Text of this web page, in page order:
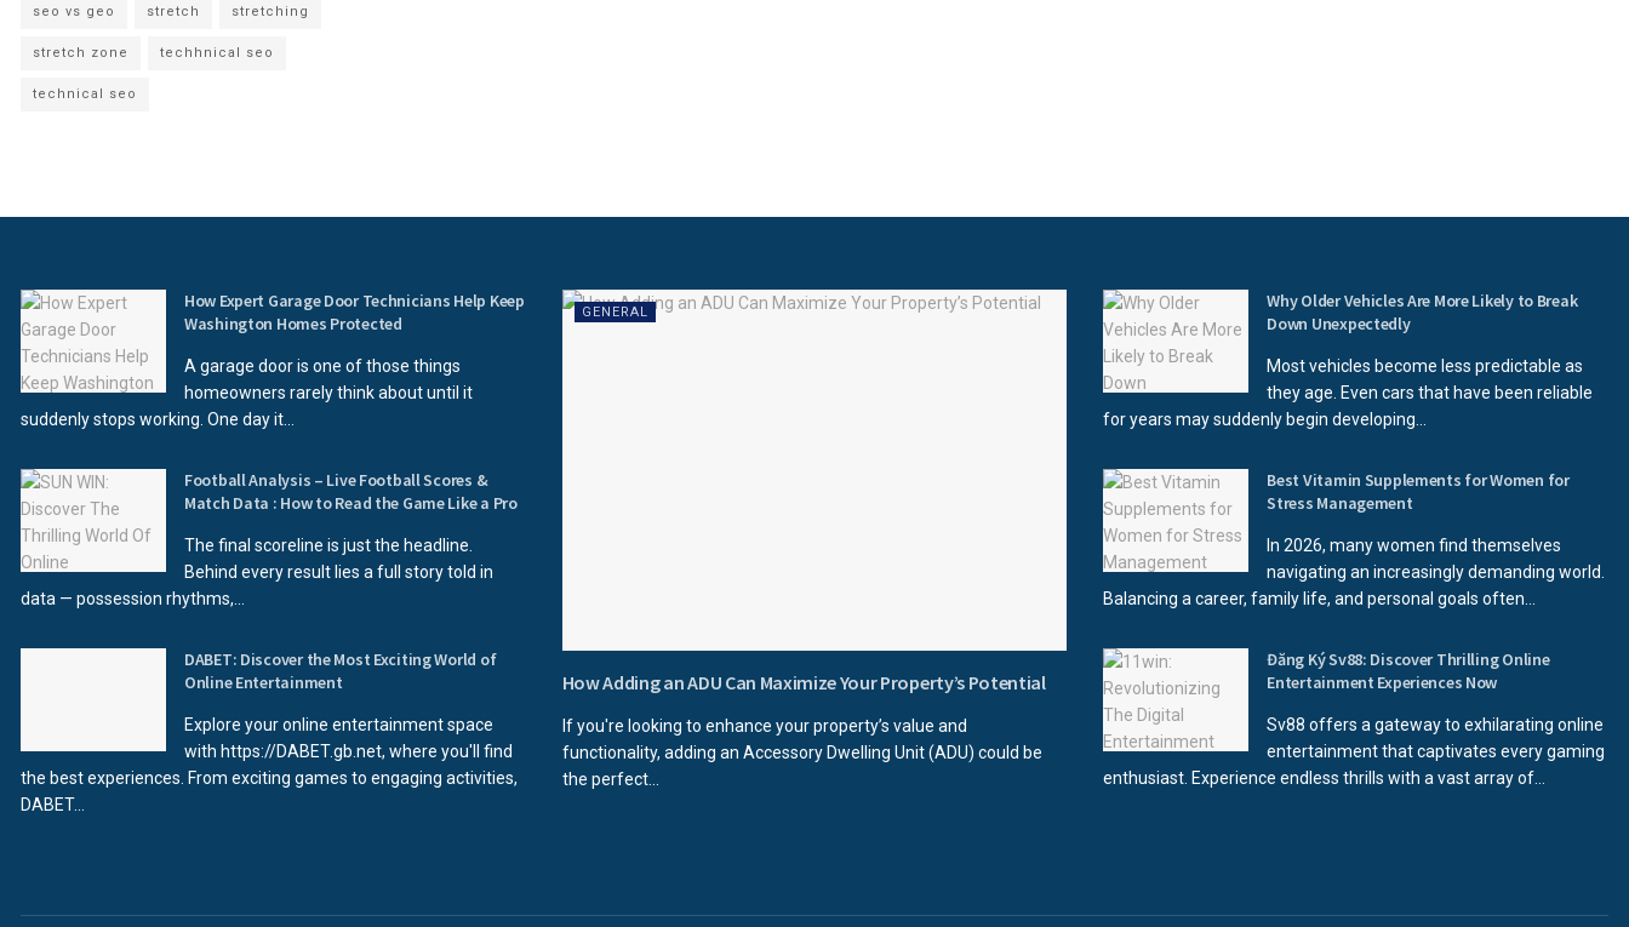
seo vs geo stretch stretching
stretch zone techhnical seo
technical seo
How Expert Garage Door Technicians Help Keep
Washington Homes Protected
A garage door is one of those things
homeowners rarely think about until it
suddenly stops working. One day it...
Football Analysis – Live Football Scores &
Match Data : How to Read the Game Like a Pro
The final scoreline is just the headline.
Behind every result lies a full story told in
data — possession rhythms,...
DABET: Discover the Most Exciting World of
Online Entertainment
Explore your online entertainment space
with https://DABET.gb.net, where you'll find
the best experiences. From exciting games to engaging activities,
DABET...
GENERAL
How Adding an ADU Can Maximize Your Property’s Potential
If you're looking to enhance your property’s value and
functionality, adding an Accessory Dwelling Unit (ADU) could be
the perfect...
Why Older Vehicles Are More Likely to Break
Down Unexpectedly
Most vehicles become less predictable as
they age. Even cars that have been reliable
for years may suddenly begin developing...
Best Vitamin Supplements for Women for
Stress Management
In 2026, many women find themselves
navigating an increasingly demanding world.
Balancing a career, family life, and personal goals often...
Đăng Ký Sv88: Discover Thrilling Online
Entertainment Experiences Now
Sv88 offers a gateway to exhilarating online
entertainment that captivates every gaming
enthusiast. Experience endless thrills with a vast array of...